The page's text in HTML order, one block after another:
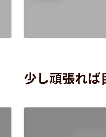
少し頑張れば